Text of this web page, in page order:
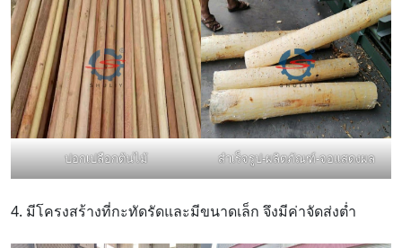
ปอกเปลือกต้นไม้ สำเร็จรูป-ผลิตภัณฑ์-จอแสดงผล
4. มีโครงสร้างที่กะทัดรัดและมีขนาดเล็ก จึงมีค่าจัดส่งต่ำ